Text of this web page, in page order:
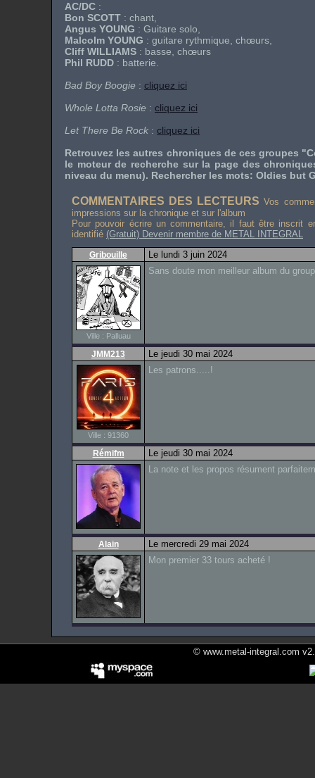
AC/DC :
Bon SCOTT : chant,
Angus YOUNG : Guitare solo,
Malcolm YOUNG : guitare rythmique, chœurs,
Cliff WILLIAMS : basse, chœurs
Phil RUDD : batterie.
Bad Boy Boogie : cliquez ici
Whole Lotta Rosie : cliquez ici
Let There Be Rock : cliquez ici
Retrouvez les autres chroniques de ces groupes
le moteur de recherche sur la page des
niveau du menu). Rechercher les mots: Oldies but
COMMENTAIRES DES LECTEURS Vos
impressions sur la chronique et sur l'album
Pour pouvoir écrire un commentaire, il faut être inscrit
identifié (Gratuit) Devenir membre de METAL INTEGRAL
Gribouille Le lundi 3 juin 2024
Ville : Palluau
Sans doute mon meilleur album du
JMM213 Le jeudi 30 mai 2024
Ville : 91360
Les patrons.....!
Rémifm
Le jeudi 30 mai 2024
La note et les propos résument
Alain
Le mercredi 29 mai 2024
Mon premier 33 tours acheté !
© www.metal-integral.com